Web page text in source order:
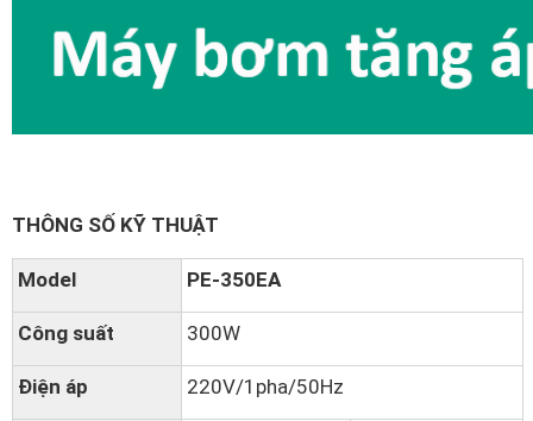
THÔNG SỐ KỸ THUẬT
Model PE-350EA
Công suất 300W
Điện áp 220V/1pha/50Hz